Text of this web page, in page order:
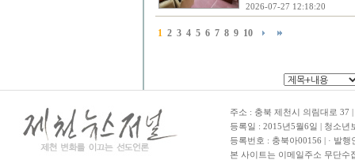
2026-07-27 12:18:20
1 2 3 4 5 6 7 8 9 10
주소 : 충북 제천시 의림대로 37
등록일 : 2015년5월6일 | 청소
등록번호 : 충북아00156 | · 발
본 사이트는 이메일주소 무단수